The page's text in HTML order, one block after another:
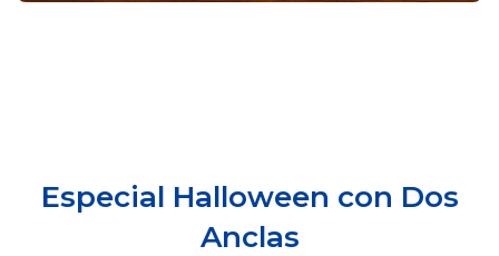
Especial Halloween con Dos
Anclas